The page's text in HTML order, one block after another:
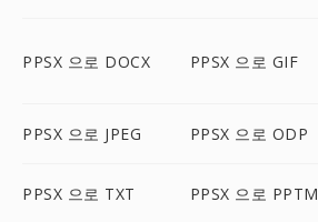
PPSX 으로 DOCX PPSX 으로 GIF
PPSX 으로 JPEG PPSX 으로 ODP
PPSX 으로 TXT PPSX 으로 PPTM